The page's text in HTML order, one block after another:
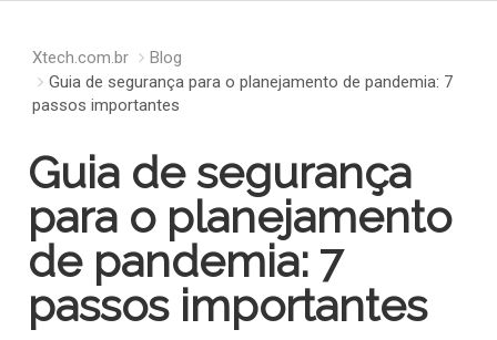
Xtech.com.br
Blog
Guia de segurança para o planejamento de pandemia: 7
passos importantes
Guia de segurança
para o planejamento
de pandemia: 7
passos importantes